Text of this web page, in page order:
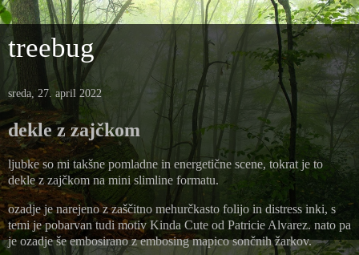
treebug
sreda, 27. april 2022
dekle z zajčkom
ljubke so mi takšne pomladne in energetične scene, tokrat je to
dekle z zajčkom na mini slimline formatu.
ozadje je narejeno z zaščitno mehurčkasto folijo in distress inki, s
temi je pobarvan tudi motiv Kinda Cute od Patricie Alvarez. nato pa
je ozadje še embosirano z embosing mapico sončnih žarkov.